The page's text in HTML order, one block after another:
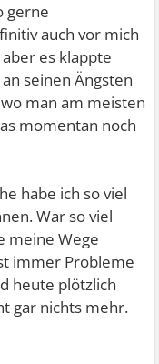
gerne
auch vor mich
es klappte
seinen Ängsten
man am meisten
momentan noch
habe ich so viel
War so viel
meine Wege
immer Probleme
heute plötzlich
gar nichts mehr.